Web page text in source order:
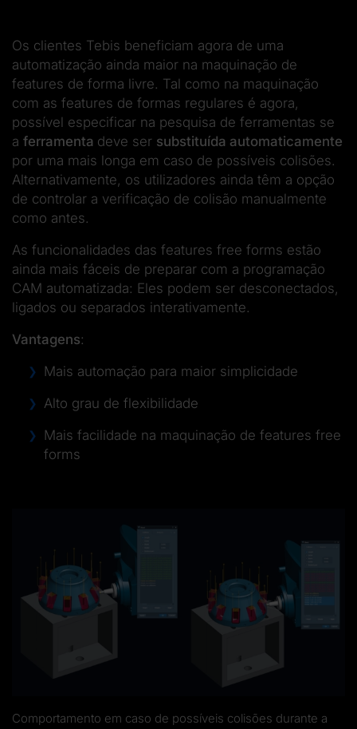
Os clientes Tebis beneficiam agora de uma
automatização ainda maior na maquinação de
features de forma livre. Tal como na maquinação
com as features de formas regulares é agora,
possível especificar na pesquisa de ferramentas se
a ferramenta deve ser substituída automaticamente
por uma mais longa em caso de possíveis colisões.
Alternativamente, os utilizadores ainda têm a opção
de controlar a verificação de colisão manualmente
como antes.
As funcionalidades das features free forms estão
ainda mais fáceis de preparar com a programação
CAM automatizada: Eles podem ser desconectados,
ligados ou separados interativamente.
Vantagens:
Mais automação para maior simplicidade
Alto grau de flexibilidade
Mais facilidade na maquinação de features free
forms
Comportamento em caso de possíveis colisões durante a